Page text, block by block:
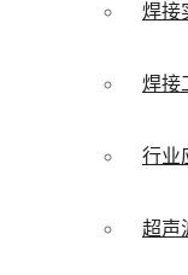
焊接
焊接
行业
超声